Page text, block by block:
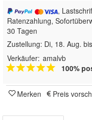
,
Ratenzahlung,
30 Tagen
Zustellung: Di, 18. Aug.
Verkäufer: amalvb
100%
Merken Preis